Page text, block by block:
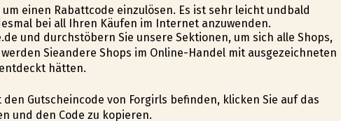
einen Rabattcode einzulösen. Es ist sehr leicht undbald
bei all Ihren Käufen im Internet anzuwenden.
und durchstöbern Sie unsere Sektionen, um sich alle Shops,
Sieandere Shops im Online-Handel mit ausgezeichneten
hätten.
Gutscheincode von Forgirls befinden, klicken Sie auf das
und den Code zu kopieren.